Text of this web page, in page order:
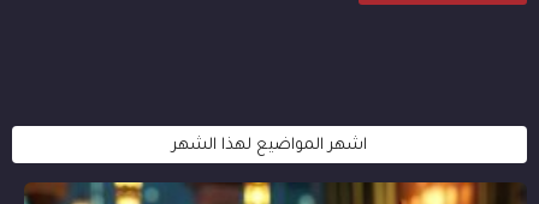
اشهر المواضيع لهذا الشهر